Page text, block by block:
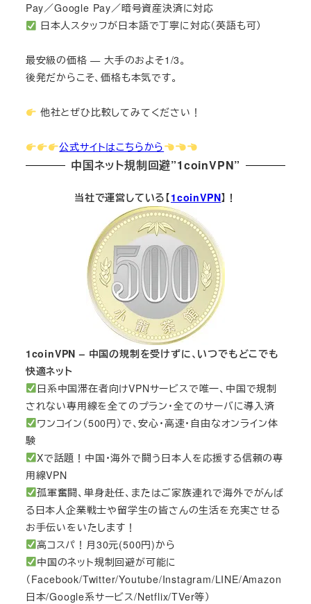
Pay／Google Pay／暗号資産決済に対応
日本人スタッフが日本語で丁寧に対応（英語も可）
最安級の価格 — 大手のおよそ1/3。
後発だからこそ、価格も本気です。
他社とぜひ比較してみてください！
公式サイトはこちらから
中国ネット規制回避”1coinVPN”
当社で運営している【1coinVPN】！
1coinVPN – 中国の規制を受けずに、いつでもどこでも
快適ネット
日系中国滞在者向けVPNサービスで唯一、中国で規制
されない専用線を全てのプラン・全てのサーバに導入済
ワンコイン（500円）で、安心・高速・自由なオンライン体
験
Xで話題！中国・海外で闘う日本人を応援する信頼の専
用線VPN
孤軍奮闘、単身赴任、またはご家族連れで海外でがんば
る日本人企業戦士や留学生の皆さんの生活を充実させる
お手伝いをいたします！
高コスパ！月30元(500円)から
中国のネット規制回避が可能に
（Facebook/Twitter/Youtube/Instagram/LINE/Amazon
日本/Google系サービス/Netflix/TVer等）